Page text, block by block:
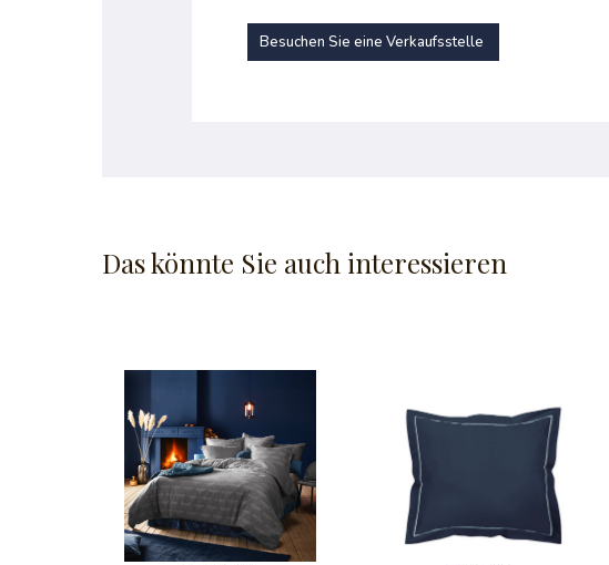
Besuchen Sie eine Verkaufsstelle
Das könnte Sie auch interessieren